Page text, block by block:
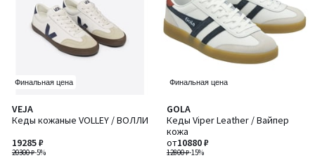
Финальная цена
VEJA
Кеды кожаные VOLLEY / ВОЛЛИ
20300 ₽-5%
19285 ₽
Финальная цена
GOLA
Кеды Viper Leather / Вайпер
кожа
12800 ₽-15%
от10880 ₽
4
/
5
Количество
цветов:
2